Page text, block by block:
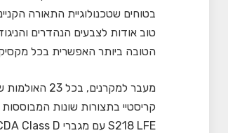
טוב אודות לצבעים הנהדרים
הטובה ביותר האפשרית בכל
מעבר למקרנים, בכל 23 האולמות שבמולטיפלקס הזה, בהם יש 1,172 מושבים, הותקנו גם פתרונות
S218 LFE עם מגברי CDA Class D.